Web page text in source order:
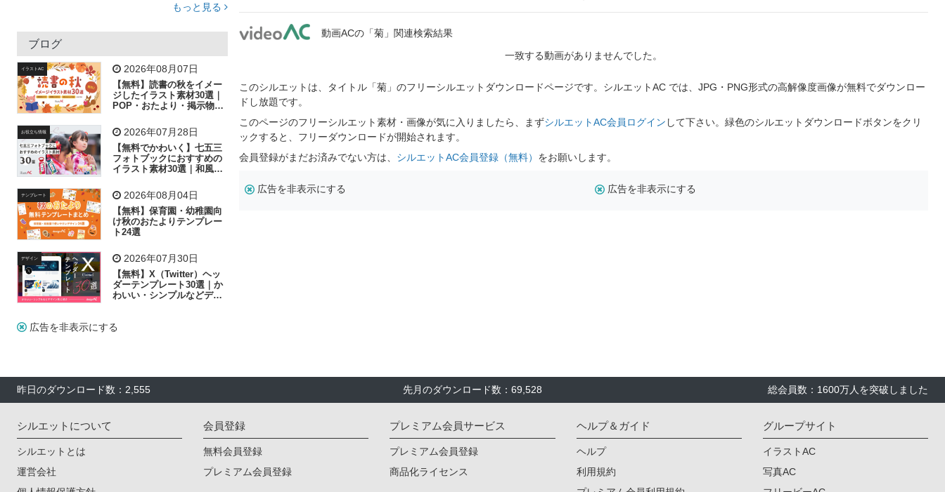
トラック 木
吹き出し
飛行機 グラフ ビル 魚 家族 書類
歩く 工場 会社 太陽 キラキラ
子供 作業員 葉 相談 ピクトグラム
もっと見る
ブログ
イラストAC 2026年08月07日
【無料】読書の秋をイメー
ジしたイラスト素材30選｜
POP・おたより・掲示物に
お役立ち情報 2026年07月28日
【無料でかわいく】七五三
フォトブックにおすすめの
イラスト素材30選｜和風の
テンプレート 2026年08月04日
【無料】保育園・幼稚園向
け秋のおたよりテンプレー
ト24選
デザイン 2026年07月30日
【無料】X（Twitter）ヘッ
ダーテンプレート30選｜か
わいい・シンプルなどデザ
広告を非表示にする
動画ACの「菊」関連検索結果
一致する動画がありませんでした。
このシルエットは、タイトル「菊」のフリーシルエットダウンロードページです。シルエットAC では、JPG・PNG形式の高解像度画像が無料でダウンロー
ドし放題です。
このページのフリーシルエット素材・画像が気に入りましたら、まずシルエットAC会員ログイン して下さい。緑色のシルエットダウンロードボタンをクリ
ックすると、フリーダウンロードが開始されます。
会員登録がまだお済みでない方は、 シルエットAC会員登録（無料） をお願いします。
広告を非表示にする 広告を非表示にする
昨日のダウンロード数：2,555 先月のダウンロード数：69,528 総会員数：1600万人を突破しました
シルエットについて
シルエットとは
運営会社
会員登録
無料会員登録
プレミアム会員登録
プレミアム会員サービス
プレミアム会員登録
商品化ライセンス
ヘルプ＆ガイド
ヘルプ
利用規約
グループサイト
イラストAC
写真AC